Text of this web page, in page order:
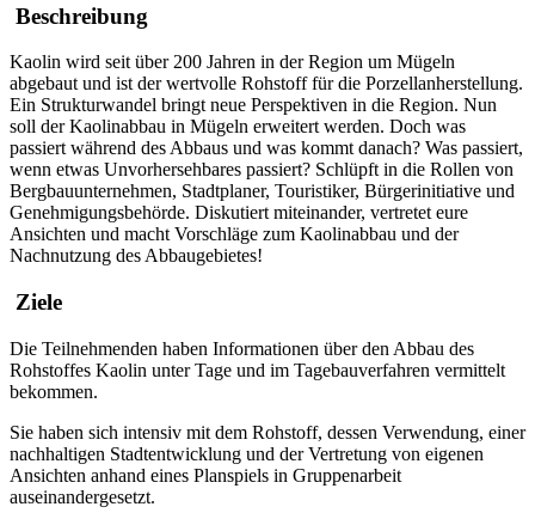
Beschreibung
Kaolin wird seit über 200 Jahren in der Region um Mügeln
abgebaut und ist der wertvolle Rohstoff für die Porzellanherstellung.
Ein Strukturwandel bringt neue Perspektiven in die Region. Nun
soll der Kaolinabbau in Mügeln erweitert werden. Doch was
passiert während des Abbaus und was kommt danach? Was passiert,
wenn etwas Unvorhersehbares passiert? Schlüpft in die Rollen von
Bergbauunternehmen, Stadtplaner, Touristiker, Bürgerinitiative und
Genehmigungsbehörde. Diskutiert miteinander, vertretet eure
Ansichten und macht Vorschläge zum Kaolinabbau und der
Nachnutzung des Abbaugebietes!
Ziele
Die Teilnehmenden haben Informationen über den Abbau des
Rohstoffes Kaolin unter Tage und im Tagebauverfahren vermittelt
bekommen.
Sie haben sich intensiv mit dem Rohstoff, dessen Verwendung, einer
nachhaltigen Stadtentwicklung und der Vertretung von eigenen
Ansichten anhand eines Planspiels in Gruppenarbeit
auseinandergesetzt.